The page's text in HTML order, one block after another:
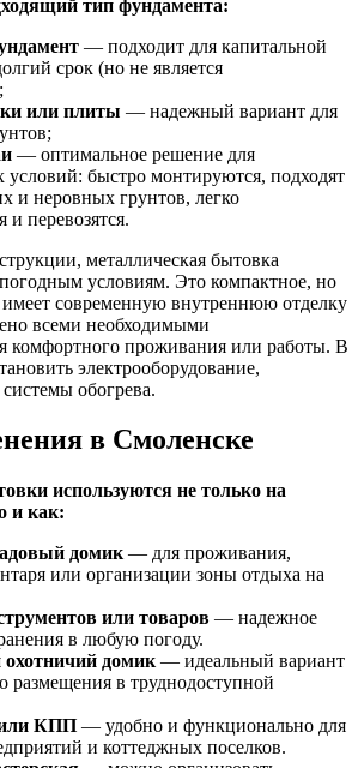
тип фундамента:
— подходит для капитальной
срок (но не является
или плиты — надежный вариант для
— оптимальное решение для
условий: быстро монтируются, подходят
и неровных грунтов, легко
и перевозятся.
металлическая бытовка
условиям. Это компактное, но
современную внутреннюю отделку
всеми необходимыми
комфортного проживания или работы. В
электрооборудование,
обогрева.
в Смоленске
используются не только на
и как:
домик — для проживания,
или организации зоны отдыха на
или товаров — надежное
в любую погоду.
домик — идеальный вариант
размещения в труднодоступной
КПП — удобно и функционально для
и коттеджных поселков.